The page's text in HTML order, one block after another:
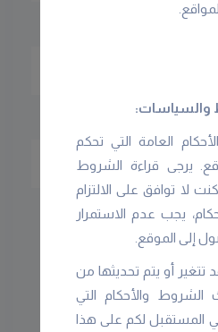
وأقرّ بأنني قد قرأتسياسة
والسياسات:
العامة التي تحكم
یرجى قراءة الشروط
كنت لا توافق على الالتزام
یجب عدم الاستمرار
إلى الموقع.
تتغیر أو یتم تحدیثها من
والأحكام التي
المستقبل لكم على هذا